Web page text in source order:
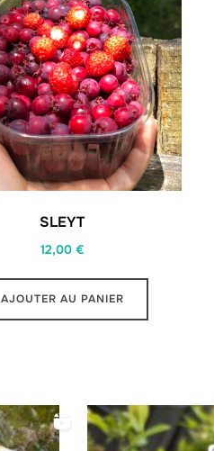
SLEYT
12,00 €
AJOUTER AU PANIER